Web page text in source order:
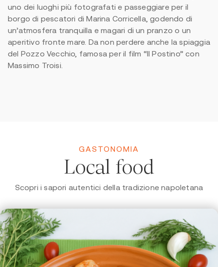
uno dei luoghi più fotografati e passeggiare per il
borgo di pescatori di Marina Corricella, godendo di
un’atmosfera tranquilla e magari di un pranzo o un
aperitivo fronte mare. Da non perdere anche la spiaggia
del Pozzo Vecchio, famosa per il film “Il Postino” con
Massimo Troisi.
GASTONOMIA
Local food
Scopri i sapori autentici della tradizione napoletana